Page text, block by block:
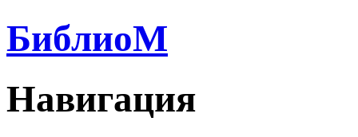
БиблиоМ
Навигация